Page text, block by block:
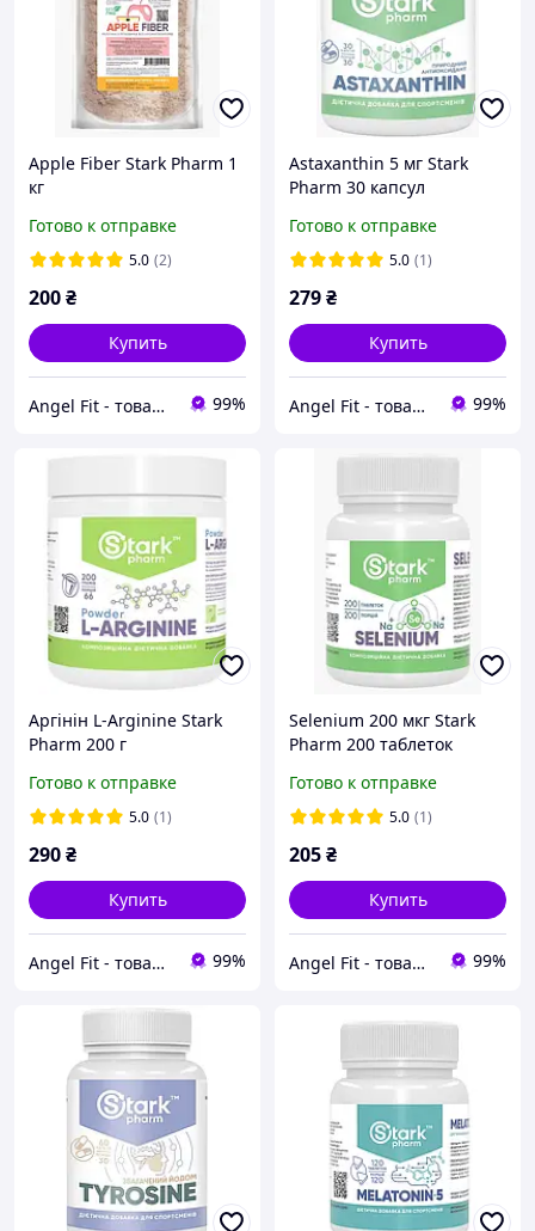
Apple Fiber Stark Pharm 1
кг
Готово к отправке
5.0 (2)
200₴
Купить
Angel Fit - товари для здоров'я, спорту та активного життя 99%
Astaxanthin 5 мг Stark
Pharm 30 капсул
Готово к отправке
5.0 (1)
279₴
Купить
Angel Fit - товари для здоров'я, спорту та активного життя 99%
Аргінін L-Arginine Stark
Pharm 200 г
Готово к отправке
5.0 (1)
290₴
Купить
Angel Fit - товари для здоров'я, спорту та активного життя 99%
Selenium 200 мкг Stark
Pharm 200 таблеток
Готово к отправке
5.0 (1)
205₴
Купить
Angel Fit - товари для здоров'я, спорту та активного життя 99%